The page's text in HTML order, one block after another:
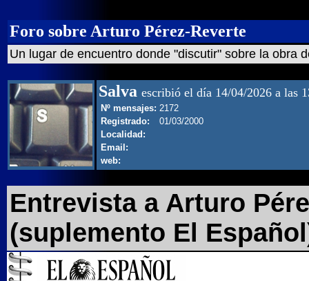
Foro sobre Arturo Pérez-Reverte
Un lugar de encuentro donde "discutir" sobre la obra
Salva escribió el día 14/04/2026 a las
Nº mensajes: 2172
Registrado:
01/03/2000
Localidad:
Email:
web:
Entrevista a Arturo
(suplemento El